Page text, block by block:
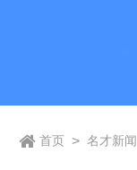
首页 > 名才新闻